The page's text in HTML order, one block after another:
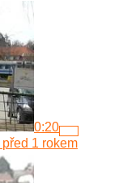
0:20
před 1 rokem